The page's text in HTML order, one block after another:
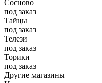
Сосново
под заказ
Тайцы
под заказ
Телези
под заказ
Торики
под заказ
Другие магазины